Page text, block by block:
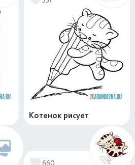
Котенок рисует
660